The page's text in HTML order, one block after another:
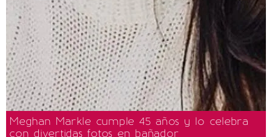
Meghan Markle cumple 45 años y lo celebra
con divertidas fotos en bañador